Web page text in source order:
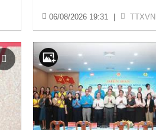
06/08/2026 19:31 TTXVN